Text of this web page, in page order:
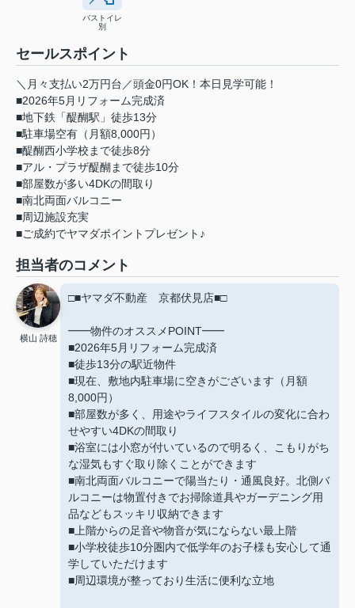
バストイレ
別
セールスポイント
＼月々支払い2万円台／頭金0円OK！本日見学可能！
■2026年5月リフォーム完成済
■地下鉄「醍醐駅」徒歩13分
■駐車場空有（月額8,000円）
■醍醐西小学校まで徒歩8分
■アル・プラザ醍醐まで徒歩10分
■部屋数が多い4DKの間取り
■南北両面バルコニー
■周辺施設充実
■ご成約でヤマダポイントプレゼント♪
担当者のコメント
横山 詩穂
□■ヤマダ不動産 京都伏見店■□
━━物件のオススメPOINT━━
■2026年5月リフォーム完成済
■徒歩13分の駅近物件
■現在、敷地内駐車場に空きがございます（月額
8,000円）
■部屋数が多く、用途やライフスタイルの変化に合わ
せやすい4DKの間取り
■浴室には小窓が付いているので明るく、こもりがち
な湿気もすぐ取り除くことができます
■南北両面バルコニーで陽当たり・通風良好。北側バ
ルコニーは物置付きでお掃除道具やガーデニング用
品などもスッキリ収納できます
■上階からの足音や物音が気にならない最上階
■小学校徒歩10分圏内で低学年のお子様も安心して通
学していただけます
■周辺環境が整っており生活に便利な立地